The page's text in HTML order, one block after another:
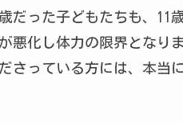
だった子どもたちも、11
悪化し体力の限界となりま
さっている方には、本当